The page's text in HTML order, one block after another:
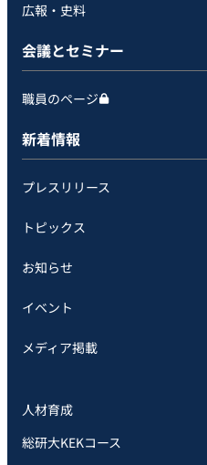
広報・史料
会議とセミナー
職員のページ
新着情報
プレスリリース
トピックス
お知らせ
イベント
メディア掲載
人材育成
総研大KEKコース